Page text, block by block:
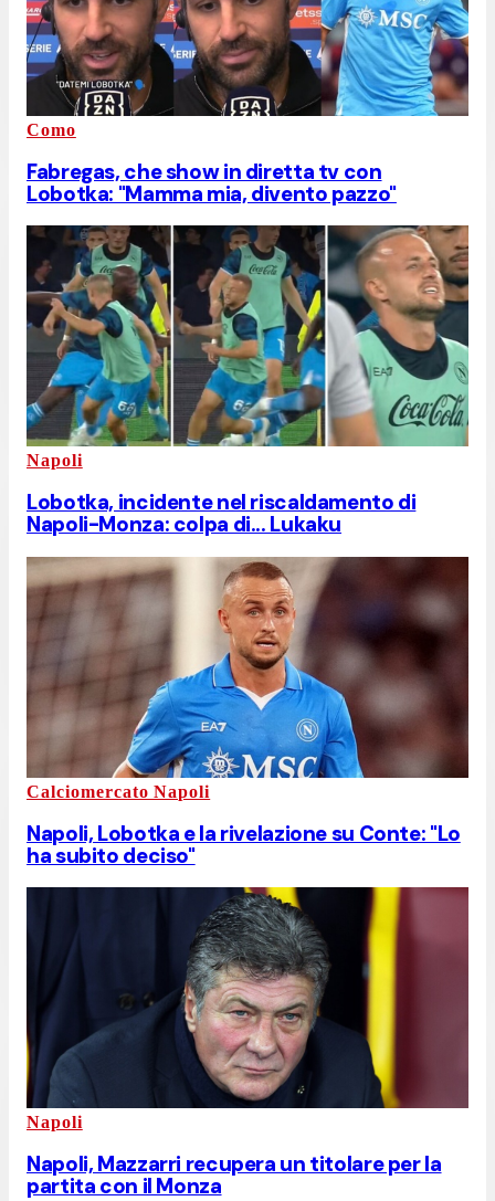
Como
Fabregas, che show in diretta tv con
Lobotka: "Mamma mia, divento pazzo"
Napoli
Lobotka, incidente nel riscaldamento di
Napoli-Monza: colpa di... Lukaku
Calciomercato Napoli
Napoli, Lobotka e la rivelazione su Conte: "Lo
ha subito deciso"
Napoli
Napoli, Mazzarri recupera un titolare per la
partita con il Monza